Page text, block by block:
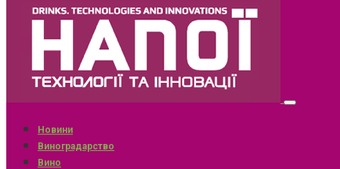
Новини
Виноградарство
Вино